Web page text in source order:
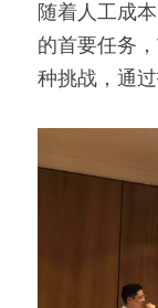
随着人工成
的首要任务
种挑战，通